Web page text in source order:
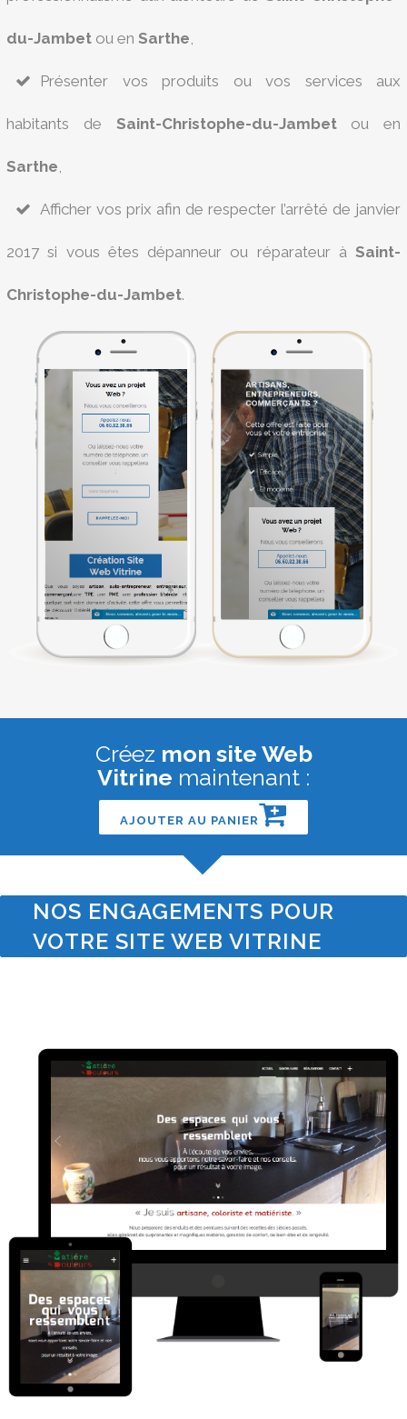
du-Jambet ou en Sarthe,
Présenter vos produits ou vos services aux
habitants de Saint-Christophe-du-Jambetou en
Sarthe,
Afficher vos prix afin de respecter l’arrêté de janvier
2017 si vous êtes dépanneur ou réparateur à Saint-
Christophe-du-Jambet.
Créez mon site Web
Vitrine maintenant :
AJOUTER AU PANIER
NOS ENGAGEMENTS POUR
VOTRE SITE WEB VITRINE